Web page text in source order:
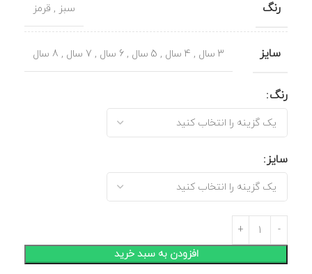
رنگ سبز , قرمز
سایز 3 سال , 4 سال , 5 سال , 6 سال , 7 سال , 8 سال
رنگ
سایز
افزودن به سبد خرید